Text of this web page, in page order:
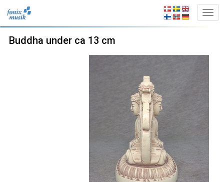
Buddha under ca 13 cm